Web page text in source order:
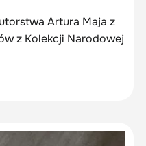
Artura Maja z
z Kolekcji Narodowej